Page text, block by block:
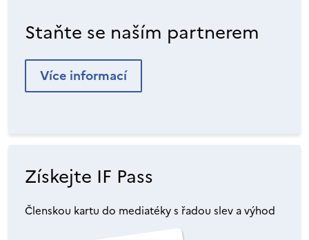
Staňte se naším partnerem
Více informací
Získejte IF Pass
Členskou kartu do mediatéky s řadou slev a výhod